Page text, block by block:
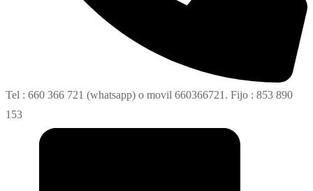
Tel : 660 366 721 (whatsapp) o movil 660366721. Fijo : 853 890
153